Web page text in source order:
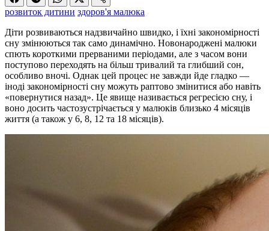
розвиток дитини здоров'я малюка
Діти розвиваються надзвичайно швидко, і їхні закономірності
сну змінюються так само динамічно. Новонароджені малюки
спють короткими прерваними періодами, але з часом вони
поступово переходять на більш тривалий та глибший сон,
особливо вночі. Однак цей процес не завжди йде гладко —
іноді закономірності сну можуть раптово змінитися або навіть
«повернутися назад». Це явище називається регресією сну, і
воно досить частозустрічається у малюків близько 4 місяців
життя (а також у 6, 8, 12 та 18 місяців).